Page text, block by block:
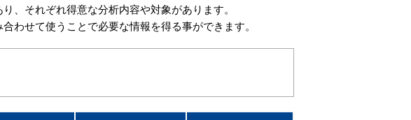
、それぞれ得意な分析内容や対象があります。
わせて使うことで必要な情報を得る事ができます。